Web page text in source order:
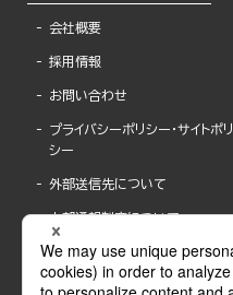
会社概要
採用情報
お問い合わせ
プライバシーポリシー・サイトポリ
シー
外部送信先について
内部通報制度について